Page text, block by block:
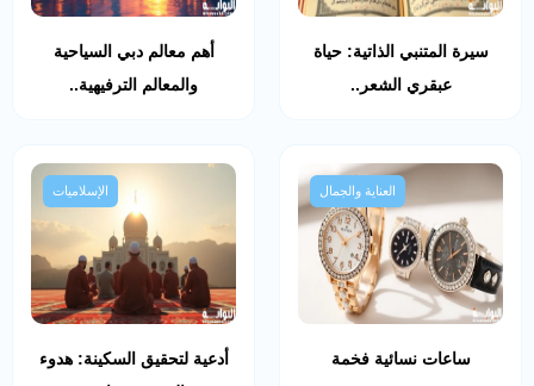
سيرة المتنبي الذاتية: حياة
عبقري الشعر..
أهم معالم دبي السياحية
والمعالم الترفيهية..
العناية والجمال
ساعات نسائية فخمة
الإسلاميات
أدعية لتحقيق السكينة: هدوء